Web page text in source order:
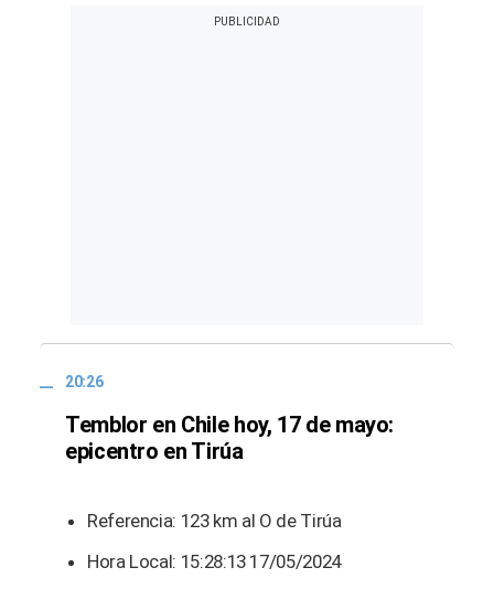
20:26
Temblor en Chile hoy, 17 de mayo:
epicentro en Tirúa
Referencia: 123 km al O de Tirúa
Hora Local: 15:28:13 17/05/2024